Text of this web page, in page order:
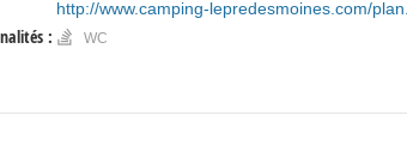
http://www.camping-lepredesmoines.com/
: WC